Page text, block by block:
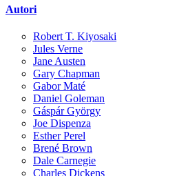
Autori
Robert T. Kiyosaki
Jules Verne
Jane Austen
Gary Chapman
Gabor Maté
Daniel Goleman
Gáspár György
Joe Dispenza
Esther Perel
Brené Brown
Dale Carnegie
Charles Dickens